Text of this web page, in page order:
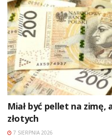
Miał być pellet na
złotych
7 SIERPNIA 2026